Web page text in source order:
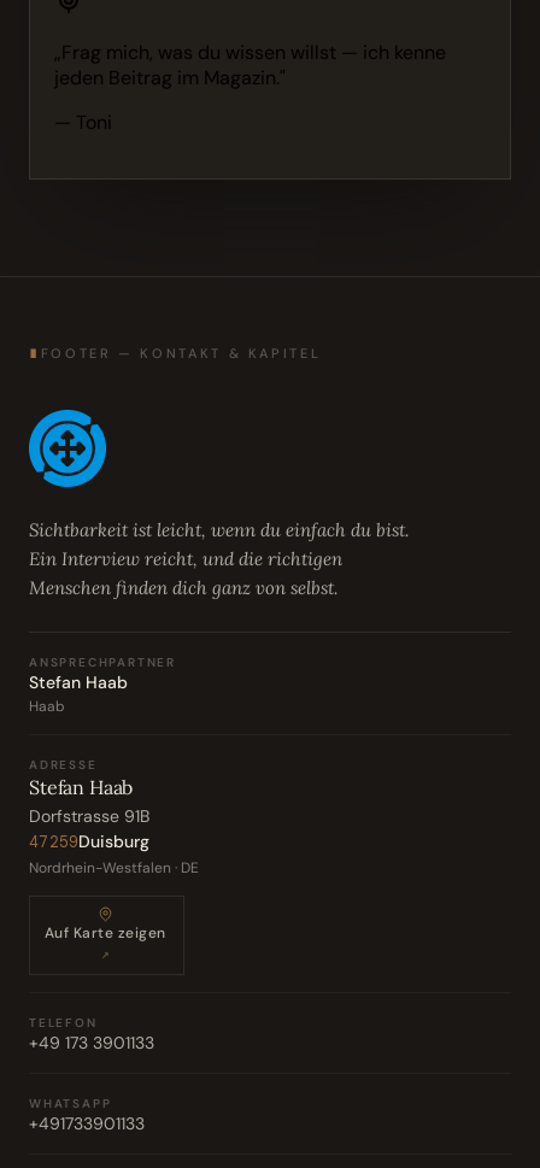
„Frag mich, was du wissen willst — ich kenne
jeden Beitrag im Magazin."
— Toni
∎ FOOTER — KONTAKT & KAPITEL
Sichtbarkeit ist leicht, wenn du einfach du bist.
Ein Interview reicht, und die richtigen
Menschen finden dich ganz von selbst.
ANSPRECHPARTNER
Stefan Haab
Haab
ADRESSE
Stefan Haab
Dorfstrasse 91B
47259Duisburg
Nordrhein-Westfalen · DE
Auf Karte zeigen
↗
TELEFON
+49 173 3901133
WHATSAPP
+491733901133